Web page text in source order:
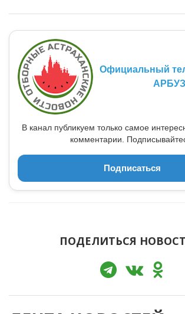
Официальный
В канал публикуем только самое
комментарии.
Подписаться
ПОДЕЛИТЬСЯ